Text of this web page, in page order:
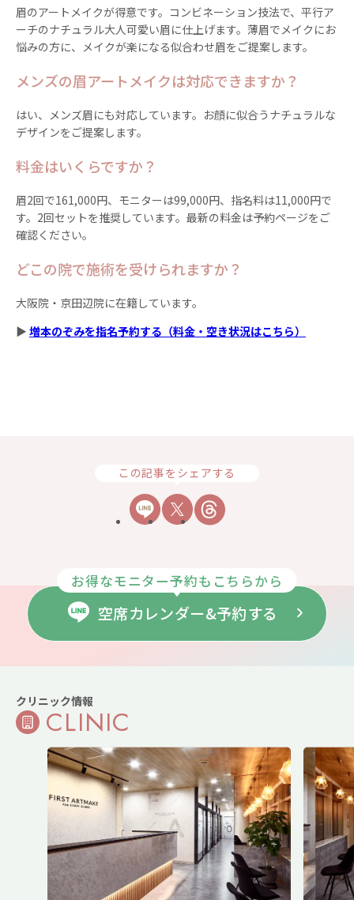
眉のアートメイクが得意です。コンビネーション技法で、平行ア
ーチのナチュラル大人可愛い眉に仕上げます。薄眉でメイクにお
悩みの方に、メイクが楽になる似合わせ眉をご提案します。
メンズの眉アートメイクは対応できますか？
はい、メンズ眉にも対応しています。お顔に似合うナチュラルな
デザインをご提案します。
料金はいくらですか？
眉2回で161,000円、モニターは99,000円、指名料は11,000円で
す。2回セットを推奨しています。最新の料金は予約ページをご
確認ください。
どこの院で施術を受けられますか？
大阪院・京田辺院に在籍しています。
▶ 増本のぞみを指名予約する（料金・空き状況はこちら）
この記事をシェアする
お得なモニター予約もこちらから
空席カレンダー&予約する
クリニック情報
CLINIC